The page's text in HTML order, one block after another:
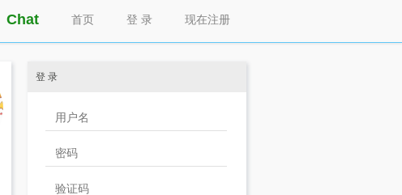
现在注册
登 录
首页
Chat
登 录